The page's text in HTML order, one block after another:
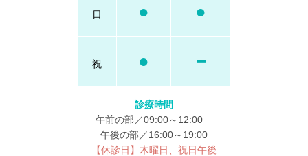
日 ● ●
祝 ● −
診療時間
午前の部／09:00～12:00
午後の部／16:00～19:00
【休診日】木曜日、祝日午後